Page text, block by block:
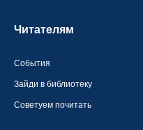
Читателям
События
Зайди в библиотеку
Советуем почитать